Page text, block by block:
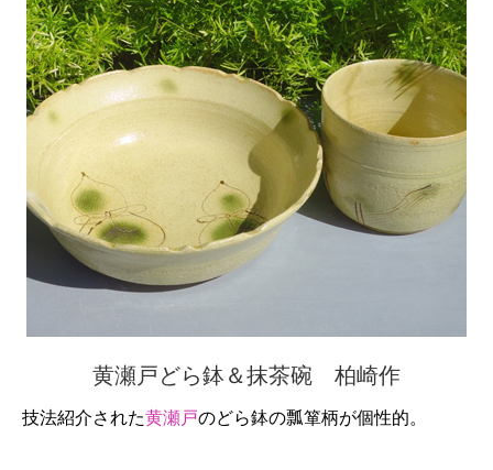
黄瀬戸どら鉢＆抹茶碗 柏崎作
技法紹介された黄瀬戸のどら鉢の瓢箪柄が個性的。